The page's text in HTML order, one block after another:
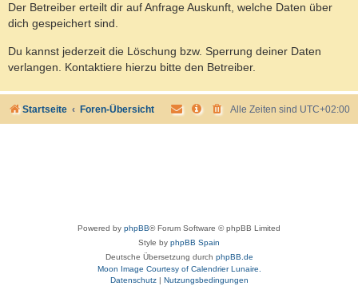
Der Betreiber erteilt dir auf Anfrage Auskunft, welche Daten über
dich gespeichert sind.
Du kannst jederzeit die Löschung bzw. Sperrung deiner Daten
verlangen. Kontaktiere hierzu bitte den Betreiber.
Startseite Foren-Übersicht Alle Zeiten sind UTC+02:00
Powered by phpBB® Forum Software © phpBB Limited
Style by phpBB Spain
Deutsche Übersetzung durch phpBB.de
Moon Image Courtesy of Calendrier Lunaire.
Datenschutz| Nutzungsbedingungen